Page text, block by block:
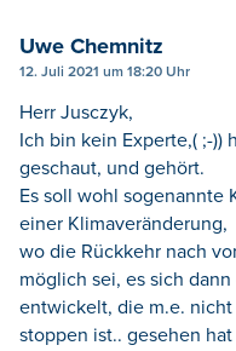
Uwe Chemnitz
12. Juli 2021 um 18:20 Uhr
Herr Jusczyk,
Ich bin kein Experte,( ;-))
geschaut, und gehört.
Es soll wohl sogenannte
einer Klimaveränderung,
wo die Rückkehr nach
möglich sei, es sich
entwickelt, die m.e.
stoppen ist.. gesehen